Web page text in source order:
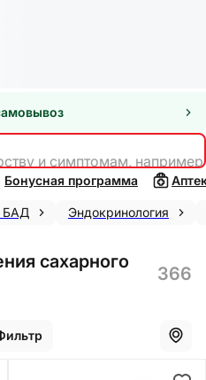
и симптомам,
Бонусная программа
БАД Эндокринология
сахарного
366